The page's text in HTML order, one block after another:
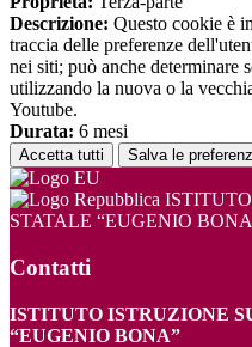
Descrizione: Questo cookie è
traccia delle preferenze
nei siti; può anche determinare
utilizzando la nuova o la
Youtube.
Durata: 6 mesi
Accetta tutti Salva le
STATALE “EUGENIO
Contatti
ISTITUTO ISTRUZIONE
“EUGENIO BONA”